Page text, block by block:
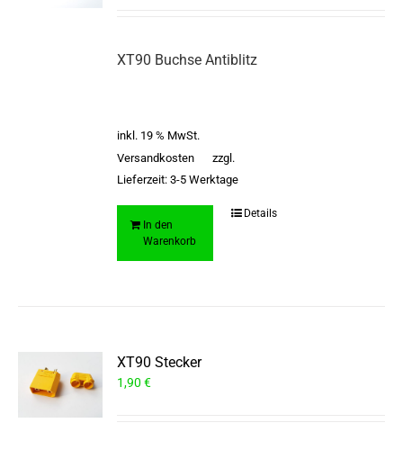
XT90 Buchse Antiblitz
inkl. 19 % MwSt.
zzgl.
Versandkosten
Lieferzeit:3-5 Werktage
In den
Warenkorb
Details
XT90 Stecker
1,90€